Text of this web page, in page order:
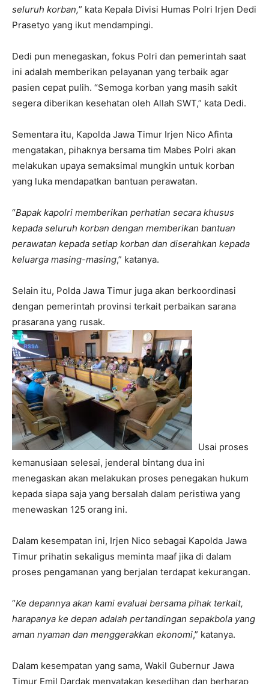
seluruh korban,” kata Kepala Divisi Humas Polri Irjen Dedi
Prasetyo yang ikut mendampingi.
Dedi pun menegaskan, fokus Polri dan pemerintah saat
ini adalah memberikan pelayanan yang terbaik agar
pasien cepat pulih. “Semoga korban yang masih sakit
segera diberikan kesehatan oleh Allah SWT,” kata Dedi.
Sementara itu, Kapolda Jawa Timur Irjen Nico Afinta
mengatakan, pihaknya bersama tim Mabes Polri akan
melakukan upaya semaksimal mungkin untuk korban
yang luka mendapatkan bantuan perawatan.
“Bapak kapolri memberikan perhatian secara khusus
kepada seluruh korban dengan memberikan bantuan
perawatan kepada setiap korban dan diserahkan kepada
keluarga masing-masing,” katanya.
Selain itu, Polda Jawa Timur juga akan berkoordinasi
dengan pemerintah provinsi terkait perbaikan sarana
prasarana yang rusak.
Usai proses
kemanusiaan selesai, jenderal bintang dua ini
menegaskan akan melakukan proses penegakan hukum
kepada siapa saja yang bersalah dalam peristiwa yang
menewaskan 125 orang ini.
Dalam kesempatan ini, Irjen Nico sebagai Kapolda Jawa
Timur prihatin sekaligus meminta maaf jika di dalam
proses pengamanan yang berjalan terdapat kekurangan.
“Ke depannya akan kami evaluai bersama pihak terkait,
harapanya ke depan adalah pertandingan sepakbola yang
aman nyaman dan menggerakkan ekonomi,” katanya.
Dalam kesempatan yang sama, Wakil Gubernur Jawa
Timur Emil Dardak menyatakan kesedihan dan berharap